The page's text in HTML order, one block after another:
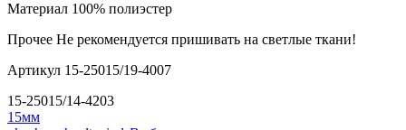
Материал 100% полиэстер
Прочее Не рекомендуется пришивать на светлые ткани!
Артикул 15-25015/19-4007
15-25015/14-4203
15мм